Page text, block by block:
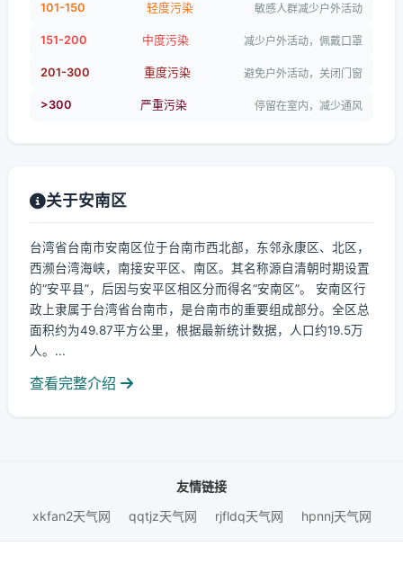
101-150 轻度污染 敏感人群减少户外活动
151-200 中度污染 减少户外活动，佩戴口罩
201-300 重度污染 避免户外活动，关闭门窗
>300 严重污染 停留在室内，减少通风
关于安南区
台湾省台南市安南区位于台南市西北部，东邻永康区、北区，
西濒台湾海峡，南接安平区、南区。其名称源自清朝时期设置
的“安平县”，后因与安平区相区分而得名“安南区”。 安南区行
政上隶属于台湾省台南市，是台南市的重要组成部分。全区总
面积约为49.87平方公里，根据最新统计数据，人口约19.5万
人。...
查看完整介绍
友情链接
xkfan2天气网
qqtjz天气网 rjfldq天气网 hpnnj天气网